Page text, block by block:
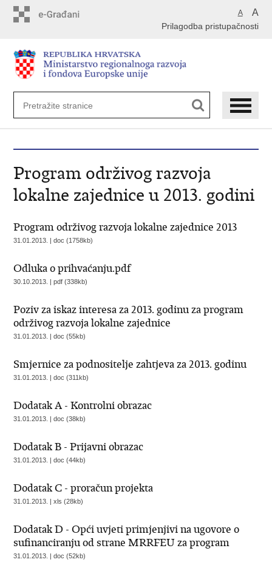
A A
Prilagodba pristupačnosti
Program održivog razvoja
lokalne zajednice u 2013. godini
Program održivog razvoja lokalne zajednice 2013
31.01.2013. | doc (1758kb)
Odluka o prihvaćanju.pdf
30.10.2013. | pdf (338kb)
Poziv za iskaz interesa za 2013. godinu za program
održivog razvoja lokalne zajednice
31.01.2013. | doc (55kb)
Smjernice za podnositelje zahtjeva za 2013. godinu
31.01.2013. | doc (311kb)
Dodatak A - Kontrolni obrazac
31.01.2013. | doc (38kb)
Dodatak B - Prijavni obrazac
31.01.2013. | doc (44kb)
Dodatak C - proračun projekta
31.01.2013. | xls (28kb)
Dodatak D - Opći uvjeti primjenjivi na ugovore o
sufinanciranju od strane MRRFEU za program
31.01.2013. | doc (52kb)